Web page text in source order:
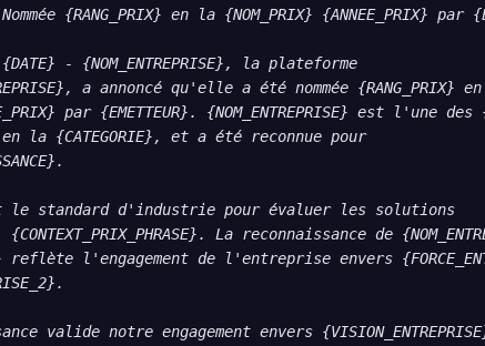
Nommée {RANG_PRIX} en la {NOM_PRIX} {ANNEE_PRIX} par
- {NOM_ENTREPRISE}, la plateforme
a annoncé qu'elle a été nommée {RANG_PRIX}
par {EMETTEUR}. {NOM_ENTREPRISE} est l'une des
la {CATEGORIE}, et a été reconnue pour
le standard d'industrie pour évaluer les solutions
{CONTEXT_PRIX_PHRASE}. La reconnaissance de
reflète l'engagement de l'entreprise envers
valide notre engagement envers